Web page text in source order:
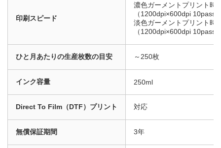
印刷スピード
濃色ガーメントプリント時
（1200dpi×600dpi 10pass
淡色ガーメントプリント時
（1200dpi×600dpi 10pass
ひと月あたりの生産枚数の目安 ～250枚
インク容量 250ml
Direct To Film（DTF）プリント 対応
無償保証期間 3年